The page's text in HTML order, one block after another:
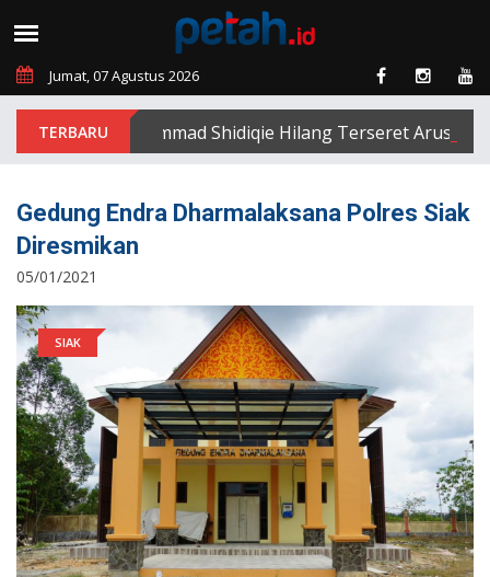
Jumat, 07 Agustus 2026
Muhammad Shidiqie Hilang Terseret Arus
Gedung Endra Dharmalaksana Polres Siak
Diresmikan
05/01/2021
SIAK